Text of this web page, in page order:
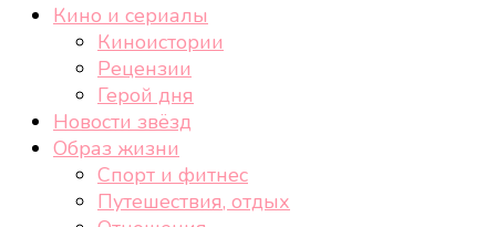
Кино и сериалы
Киноистории
Рецензии
Герой дня
Новости звёзд
Образ жизни
Спорт и фитнес
Путешествия, отдых